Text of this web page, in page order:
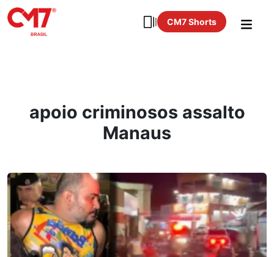
CM7 Shorts
apoio criminosos assalto
Manaus